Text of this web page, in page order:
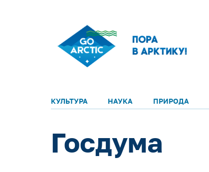
КУЛЬТУРА НАУКА ПРИРОДА
Госдума